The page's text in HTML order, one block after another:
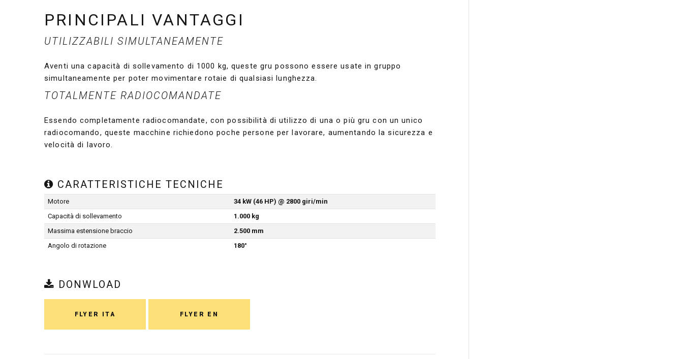
PRINCIPALI VANTAGGI
UTILIZZABILI SIMULTANEAMENTE
Aventi una capacità di sollevamento di 1000 kg, queste gru possono essere usate in gruppo
simultaneamente per poter movimentare rotaie di qualsiasi lunghezza.
TOTALMENTE RADIOCOMANDATE
Essendo completamente radiocomandate, con possibilità di utilizzo di una o più gru con un unico
radiocomando, queste macchine richiedono poche persone per lavorare, aumentando la sicurezza e
velocità di lavoro.
CARATTERISTICHE TECNICHE
Motore
34 kW (46 HP) @ 2800 giri/min
Capacità di sollevamento
1.000 kg
Massima estensione braccio
2.500 mm
Angolo di rotazione
180°
DONWLOAD
FLYER ITA FLYER EN